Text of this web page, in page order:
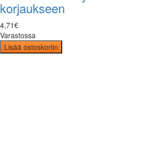
korjaukseen
4,71€
Varastossa
Lisää ostoskoriin